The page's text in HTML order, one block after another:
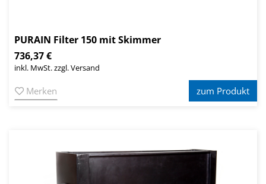
PURAIN Filter 150 mit Skimmer
736,37 €
inkl. MwSt. zzgl. Versand
Merken zum Produkt